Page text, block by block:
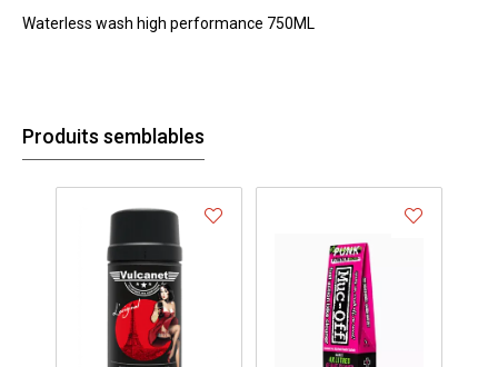
Waterless wash high performance 750ML
Produits semblables